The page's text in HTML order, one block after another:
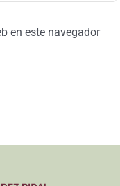
en este navegador